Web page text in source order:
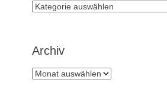
Rubriken
Archiv
Archiv